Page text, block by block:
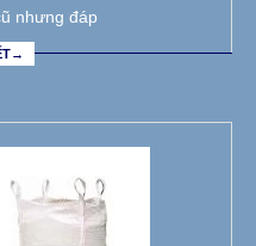
nhưng đáp